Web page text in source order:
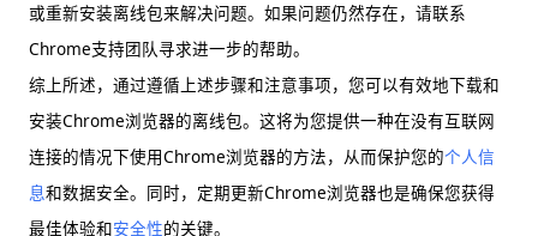
或重新安装离线包来解决问题。如果问题仍然存在，请联系
Chrome支持团队寻求进一步的帮助。
综上所述，通过遵循上述步骤和注意事项，您可以有效地下载和
安装Chrome浏览器的离线包。这将为您提供一种在没有互联网
连接的情况下使用Chrome浏览器的方法，从而保护您的个人信
息和数据安全。同时，定期更新Chrome浏览器也是确保您获得
最佳体验和安全性的关键。